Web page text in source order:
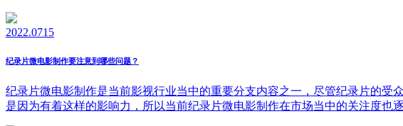
2022.0715
纪录片微电影制作要注意到哪些问题？
纪录片微电影制作是当前影视行业当中的重要分支内容之一，尽管纪录片的
是因为有着这样的影响力，所以当前纪录片微电影制作在市场当中的关注度也逐